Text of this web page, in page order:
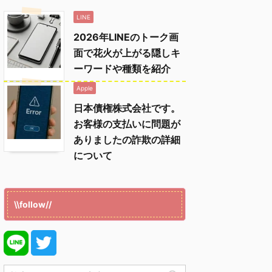
LINE
2026年LINEのトーク画
面で花火が上がる隠しキ
ーワードや種類を紹介
Apple
日本債権株式会社です。
お客様の支払いに問題が
ありましたの詐欺の詳細
について
\\follow//